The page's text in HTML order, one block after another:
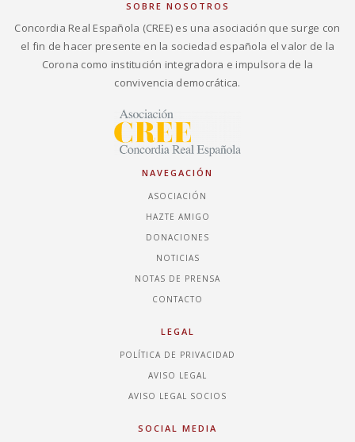
SOBRE NOSOTROS
Concordia Real Española (CREE) es una asociación que surge con
el fin de hacer presente en la sociedad española el valor de la
Corona como institución integradora e impulsora de la
convivencia democrática.
NAVEGACIÓN
ASOCIACIÓN
HAZTE AMIGO
DONACIONES
NOTICIAS
NOTAS DE PRENSA
CONTACTO
LEGAL
POLÍTICA DE PRIVACIDAD
AVISO LEGAL
AVISO LEGAL SOCIOS
SOCIAL MEDIA